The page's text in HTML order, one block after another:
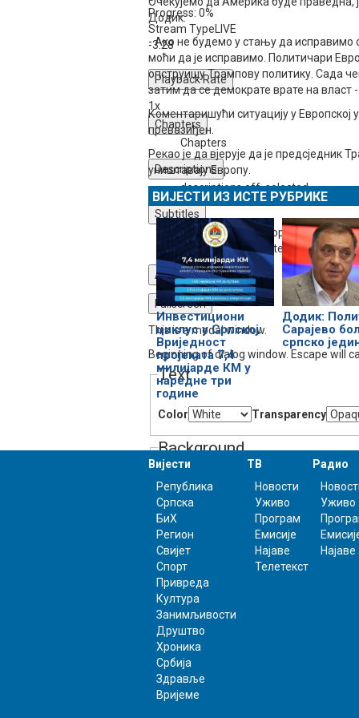
Progress: 0%
Stream Type LIVE
-3:28
Playback Rate
1x
Chapters
Chapters
Descriptions
descriptions off, selected
Subtitles
subtitles settings
, opens subtitles
subtitles off, selected
Audio Track
Fullscreen
This is a modal window.
Beginning of dialog window. Escape will
Text
Color Transparency
Background
Color Transparency
Window
Color Transparency
Font Size
Text Edge Style
Додик.
- Ако не будемо у стању да
моћи да је исправимо. Политичари
опструишу Трампову политику. Сада
затим да се демократе врате на власт
Коментаришући ситуацију у Европској
превазиђен.
Рекао је да вјерује да је
уништавају Европу.
ВИЈЕСТИ ИЗ ИСТЕ РУБРИКЕ
Инвестициони
циклус у Српској:
Вриједност
пројеката 7,4
милијарде КМ у
наредне три
године
Додик:
Сарајево
српско
Вијести
Република
Српска
БиХ
Регион
Свијет
Спорт
Привреда
Култура
Занимљивости
Друштво
Хроника
Србија
Здравље
Вријеме
ТВ
Новости
Уживо
Програм
Емисије
Најаве
Телетекст
Радио
Уживо
Најаве